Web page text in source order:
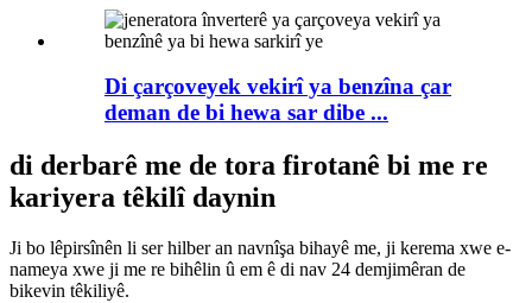
Di çarçoveyek vekirî ya benzîna ​​çar
deman de bi hewa sar dibe ...
di derbarê me de tora firotanê bi me re
kariyera têkilî daynin
Ji bo lêpirsînên li ser hilber an navnîşa bihayê me, ji kerema xwe e-
nameya xwe ji me re bihêlin û em ê di nav 24 demjimêran de
bikevin têkiliyê.